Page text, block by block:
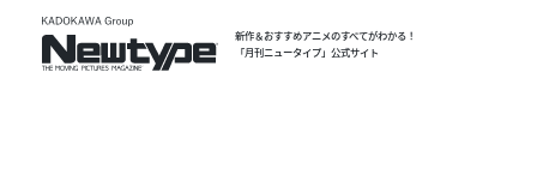
新作＆おすすめアニメのすべてがわかる！
「月刊ニュータイプ」公式サイト